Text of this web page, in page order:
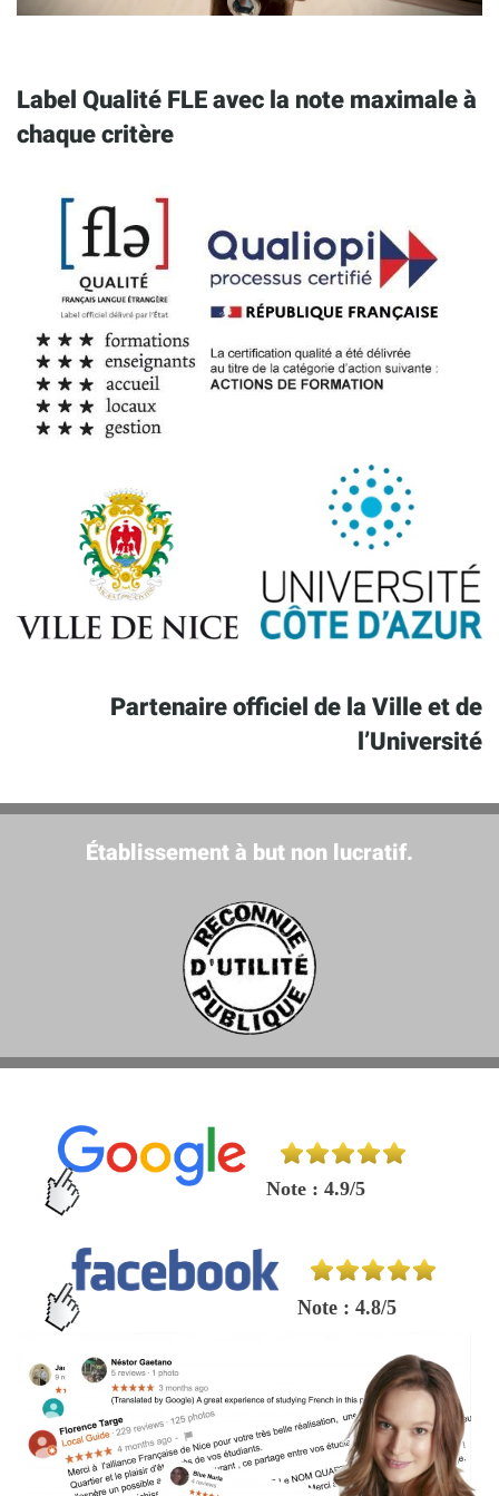
Label Qualité FLE avec la note maximale à
chaque critère
Partenaire officiel de la Ville et de
l’Université
Établissement à but non lucratif.